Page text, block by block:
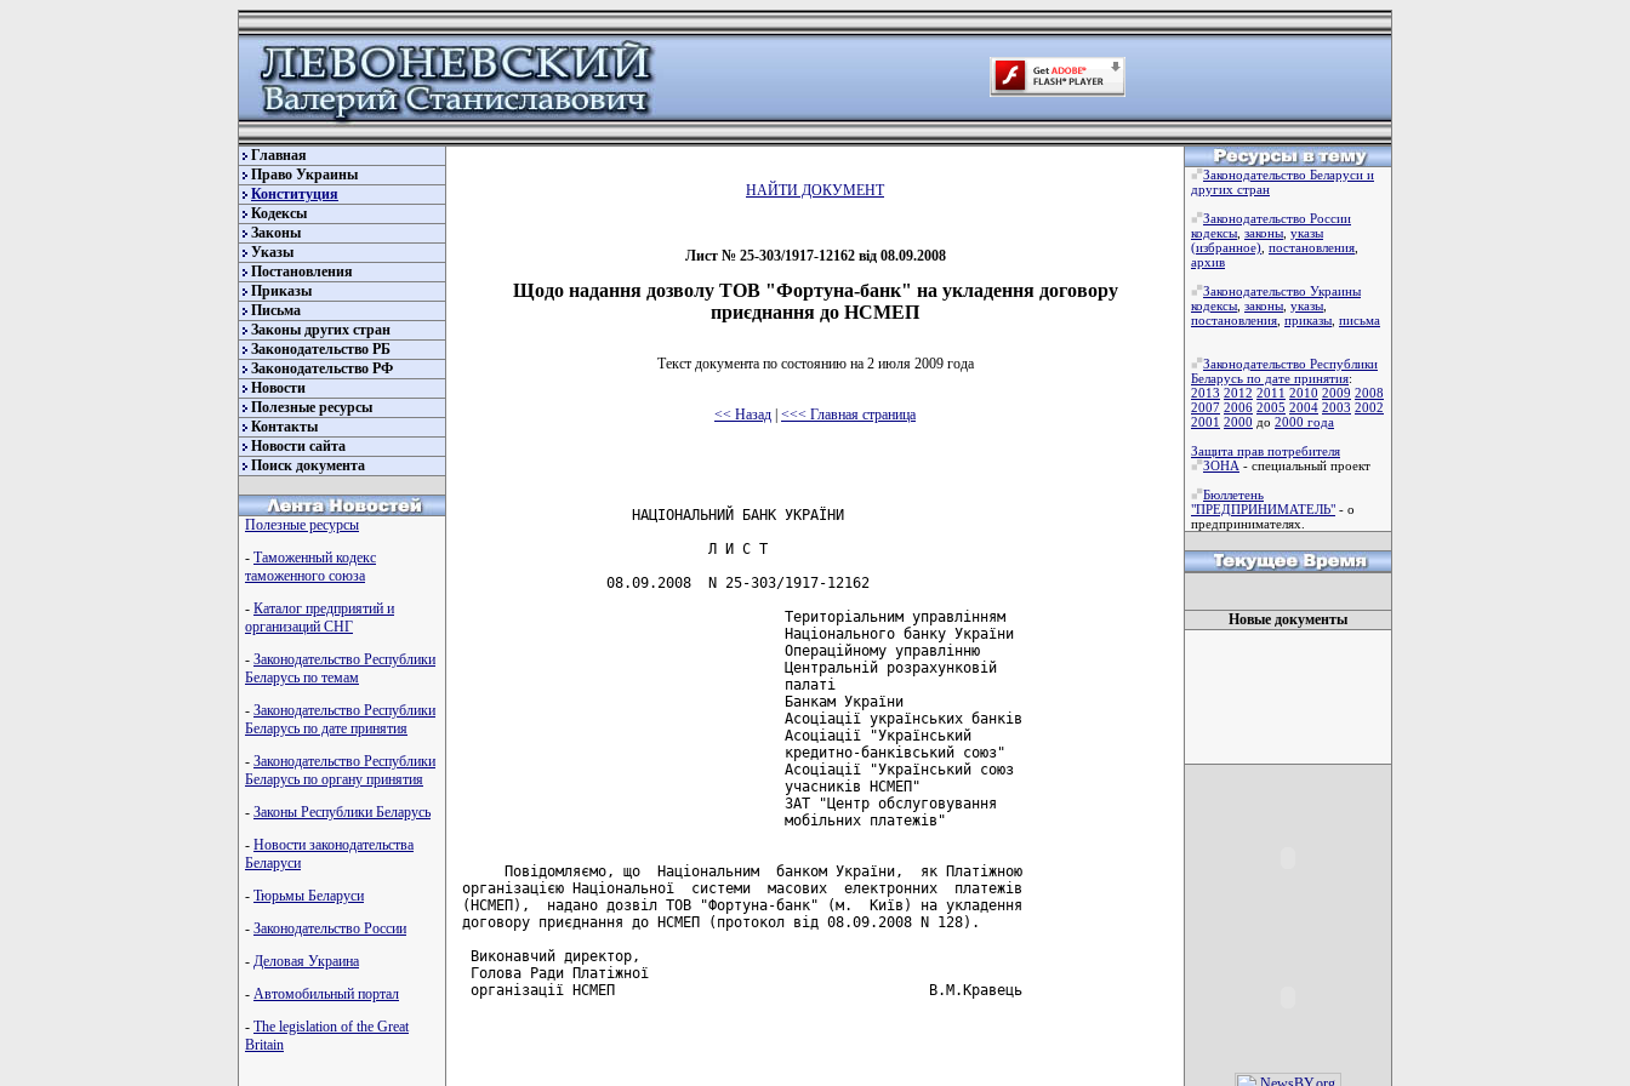
Главная
Право Украины
Конституция
Кодексы
Законы
Указы
Постановления
Приказы
Письма
Законы других стран
Законодательство РБ
Законодательство РФ
Новости
Полезные ресурсы
Контакты
Новости сайта
Поиск документа
Полезные ресурсы
- Таможенный кодекс
таможенного союза
- Каталог предприятий и
организаций СНГ
- Законодательство Республики
Беларусь по темам
- Законодательство Республики
Беларусь по дате принятия
- Законодательство Республики
Беларусь по органу принятия
- Законы Республики Беларусь
- Новости законодательства
Беларуси
- Тюрьмы Беларуси
- Законодательство России
- Деловая Украина
- Автомобильный портал
- The legislation of the Great
Britain
НАЙТИ ДОКУМЕНТ
Лист № 25-303/1917-12162 від 08.09.2008
Щодо надання дозволу ТОВ "Фортуна-банк" на укладення договору
приєднання до НСМЕП
Текст документа по состоянию на 2 июля 2009 года
<< Назад | <<< Главная страница
                    НАЦІОНАЛЬНИЙ БАНК УКРАЇНИ
                             Л И С Т
                 08.09.2008  N 25-303/1917-12162
                                      Територіальним управлінням
                                      Національного банку України
                                      Операційному управлінню
                                      Центральній розрахунковій
                                      палаті
                                      Банкам України
                                      Асоціації українських банків
                                      Асоціації "Український
                                      кредитно-банківський союз"
                                      Асоціації "Український союз
                                      учасників НСМЕП"
                                      ЗАТ "Центр обслуговування
                                      мобільних платежів"
     Повідомляємо, що  Національним  банком України,  як Платіжною
організацією Національної  системи  масових  електронних  платежів
(НСМЕП),  надано дозвіл ТОВ "Фортуна-банк" (м.  Київ) на укладення
договору приєднання до НСМЕП (протокол від 08.09.2008 N 128).
Виконавчий директор,
Голова Ради Платіжної
організації НСМЕП                                     В.М.Кравець
Законодательство Беларуси и
других стран
Законодательство России
кодексы законы указы
(избранное) постановления
архив
Законодательство Украины
кодексы законы указы
постановления приказы письма
Законодательство Республики
Беларусь по дате принятия:
2013 2012 2011 2010 2009 2008
2007 2006 2005 2004 2003 2002
2001 2000 до 2000 года
Защита прав потребителя
ЗОНА - специальный проект
Бюллетень
"ПРЕДПРИНИМАТЕЛЬ" - о
предпринимателях.
Новые документы